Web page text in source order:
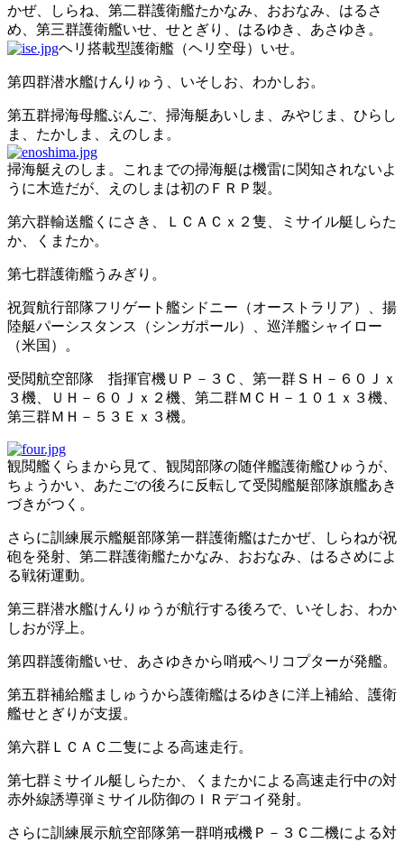
かぜ、しらね、第二群護衛艦たかなみ、おおなみ、はるさ
め、第三群護衛艦いせ、せとぎり、はるゆき、あさゆき。
ヘリ搭載型護衛艦（ヘリ空母）いせ。
第四群潜水艦けんりゅう、いそしお、わかしお。
第五群掃海母艦ぶんご、掃海艇あいしま、みやじま、ひらし
ま、たかしま、えのしま。
掃海艇えのしま。これまでの掃海艇は機雷に関知されないよ
うに木造だが、えのしまは初のＦＲＰ製。
第六群輸送艦くにさき、ＬＣＡＣｘ２隻、ミサイル艇しらた
か、くまたか。
第七群護衛艦うみぎり。
祝賀航行部隊フリゲート艦シドニー（オーストラリア）、揚
陸艇パーシスタンス（シンガポール）、巡洋艦シャイロー
（米国）。
受閲航空部隊 指揮官機ＵＰ－３Ｃ、第一群ＳＨ－６０Ｊｘ
３機、ＵＨ－６０Ｊｘ２機、第二群ＭＣＨ－１０１ｘ３機、
第三群ＭＨ－５３Ｅｘ３機。
観閲艦くらまから見て、観閲部隊の随伴艦護衛艦ひゅうが、
ちょうかい、あたごの後ろに反転して受閲艦艇部隊旗艦あき
づきがつく。
さらに訓練展示艦艇部隊第一群護衛艦はたかぜ、しらねが祝
砲を発射、第二群護衛艦たかなみ、おおなみ、はるさめによ
る戦術運動。
第三群潜水艦けんりゅうが航行する後ろで、いそしお、わか
しおが浮上。
第四群護衛艦いせ、あさゆきから哨戒ヘリコプターが発艦。
第五群補給艦ましゅうから護衛艦はるゆきに洋上補給、護衛
艦せとぎりが支援。
第六群ＬＣＡＣ二隻による高速走行。
第七群ミサイル艇しらたか、くまたかによる高速走行中の対
赤外線誘導弾ミサイル防御のＩＲデコイ発射。
さらに訓練展示航空部隊第一群哨戒機Ｐ－３Ｃ二機による対